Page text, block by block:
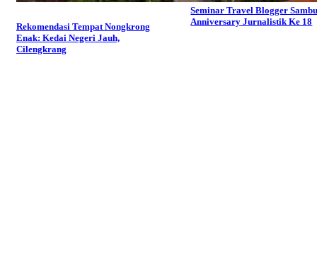
Rekomendasi Tempat Nongkrong
Enak: Kedai Negeri Jauh,
Cilengkrang
Seminar Travel Blogger
Anniversary Jurnalistik Ke 18